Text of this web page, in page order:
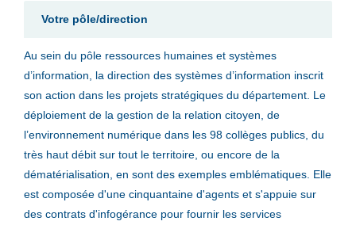
Votre pôle/direction
Au sein du pôle ressources humaines et systèmes
d’information, la direction des systèmes d’information inscrit
son action dans les projets stratégiques du département. Le
déploiement de la gestion de la relation citoyen, de
l’environnement numérique dans les 98 collèges publics, du
très haut débit sur tout le territoire, ou encore de la
dématérialisation, en sont des exemples emblématiques. Elle
est composée d'une cinquantaine d'agents et s'appuie sur
des contrats d'infogérance pour fournir les services